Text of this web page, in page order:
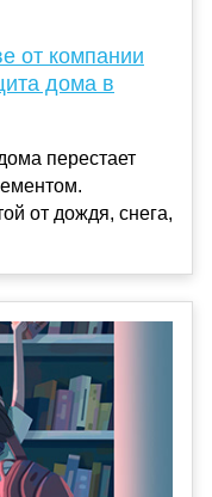
от компании
дома в
перестает
от дождя, снега,